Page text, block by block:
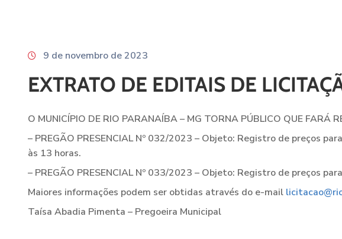
9 de novembro de 2023
EXTRATO DE EDITAIS DE
O MUNICÍPIO DE RIO PARANAÍBA – MG TORNA PÚBLICO QUE FARÁ
– PREGÃO PRESENCIAL Nº 032/2023 – Objeto: Registro de preços
às 13 horas.
– PREGÃO PRESENCIAL Nº 033/2023 – Objeto: Registro de preços
Maiores informações podem ser obtidas através do e-mail
Taísa Abadia Pimenta – Pregoeira Municipal